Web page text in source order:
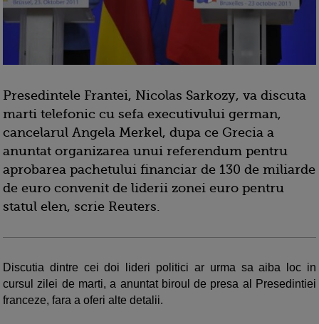
Presedintele Frantei, Nicolas Sarkozy, va discuta
marti telefonic cu sefa executivului german,
cancelarul Angela Merkel, dupa ce Grecia a
anuntat organizarea unui referendum pentru
aprobarea pachetului financiar de 130 de miliarde
de euro convenit de liderii zonei euro pentru
statul elen, scrie Reuters.
Discutia dintre cei doi lideri politici ar urma sa aiba loc in
cursul zilei de marti, a anuntat biroul de presa al Presedintiei
franceze, fara a oferi alte detalii.